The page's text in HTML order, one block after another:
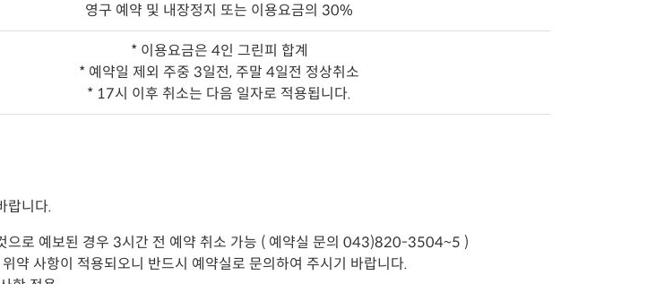
영구 예약 및 내장정지 또는 이용요금의 30%
* 이용요금은 4인 그린피 합계
* 예약일 제외 주중 3일전, 주말 4일전 정상취소
* 17시 이후 취소는 다음 일자로 적용됩니다.
랍니다.
로 예보된 경우 3시간 전 예약 취소 가능 ( 예약실 문의 043)820-3504~5 )
약 사항이 적용되오니 반드시 예약실로 문의하여 주시기 바랍니다.